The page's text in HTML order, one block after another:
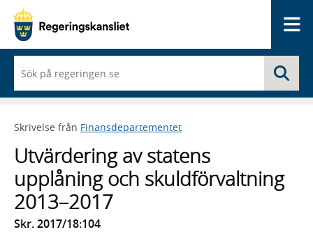
du
börjar
skriva
framträder
lista
med
sökförslag
Skrivelse från Finansdepartementet
Utvärdering av statens
upplåning och skuldförvaltning
2013–2017
Skr. 2017/18:104